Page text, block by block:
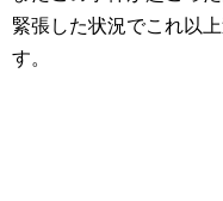
緊張した状況でこれ以
す。